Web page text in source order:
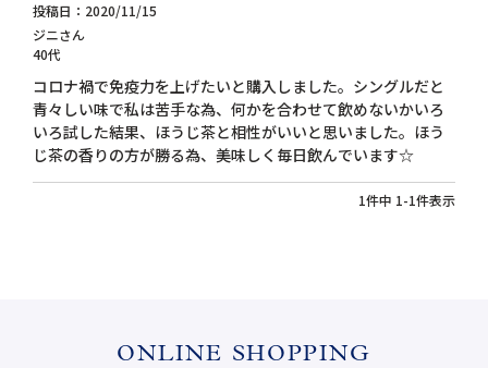
ジニ
40代
投稿日 2020/11/15
コロナ禍で免疫力を上げたいと購入しました。シングルだと
青々しい味で私は苦手な為、何かを合わせて飲めないかいろ
いろ試した結果、ほうじ茶と相性がいいと思いました。ほう
じ茶の香りの方が勝る為、美味しく毎日飲んでいます☆
1件中 1-1件表示
ONLINE SHOPPING